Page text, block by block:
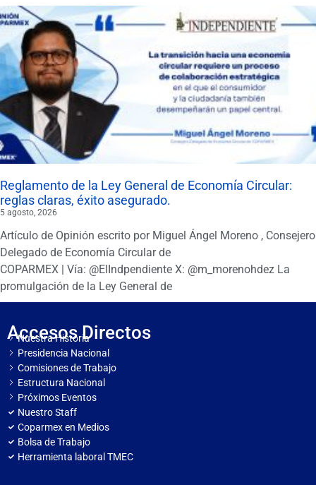
Reglamento de la Ley General de Economía Circular:
reglas claras, éxito asegurado.
5 agosto, 2026
Artículo de Opinión escrito por Miguel Ángel Moreno , Consejero
Delegado de Economía Circular de
COPARMEX | Vía: @ElIndpendiente X: @m_morenohdez La
promulgación de la Ley General de
Accesos Directos
Nuestra Historia
Presidencia Nacional
Comisiones de Trabajo
Estructura Nacional
Próximos Eventos
Nuestro Staff
Coparmex en Medios
Bolsa de Trabajo
Herramienta laboral TMEC